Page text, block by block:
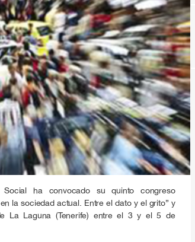
ha convocado su quinto congreso
la sociedad actual. Entre el dato y el grito” y
La Laguna (Tenerife) entre el 3 y el 5 de